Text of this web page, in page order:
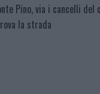
Pino, via i cancelli del
la strada